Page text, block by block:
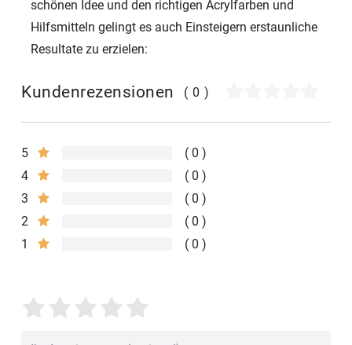
schönen Idee und den richtigen Acrylfarben und
Hilfsmitteln gelingt es auch Einsteigern erstaunliche
Resultate zu erzielen:
Kundenrezensionen (0)
5
0
4
0
3
0
2
0
1
0